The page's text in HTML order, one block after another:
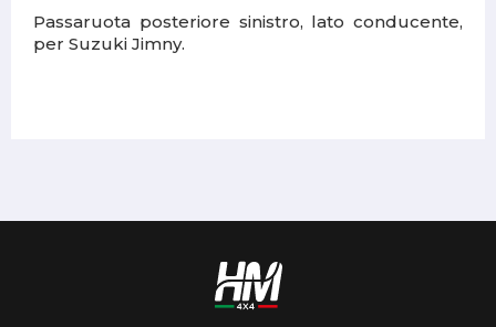
Passaruota posteriore sinistro, lato conducente,
per Suzuki Jimny.